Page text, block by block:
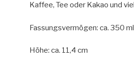
Kaffee, Tee oder Kakao und
Fassungsvermögen: ca. 350 ml
Höhe: ca. 11,4 cm